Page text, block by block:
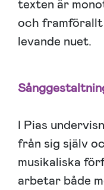
texten är
och
levande nuet.
I Pias
från sig själv
musikaliska
arbetar både